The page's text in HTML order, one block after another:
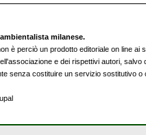
milanese.
è perciò un prodotto editoriale on line ai
e dei rispettivi autori,
senza costituire un servizio sostitutivo